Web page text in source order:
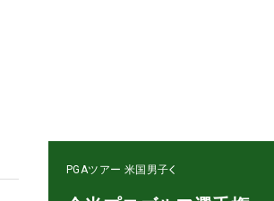
PGAツアー 米国男子